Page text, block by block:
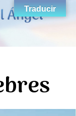
Traducir